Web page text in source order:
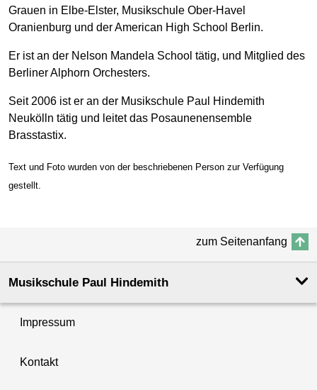
Grauen in Elbe-Elster, Musikschule Ober-Havel
Oranienburg und der American High School Berlin.
Er ist an der Nelson Mandela School tätig, und Mitglied des
Berliner Alphorn Orchesters.
Seit 2006 ist er an der Musikschule Paul Hindemith
Neukölln tätig und leitet das Posaunenensemble
Brasstastix.
Text und Foto wurden von der beschriebenen Person zur Verfügung
gestellt.
zum Seitenanfang
Musikschule Paul Hindemith
Impressum
Kontakt